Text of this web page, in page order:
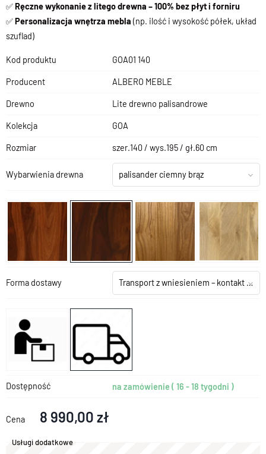
✅Ręczne wykonanie z litego drewna – 100% bez płyt i forniru
✅Personalizacja wnętrza mebla (np. ilość i wysokość półek, układ
szuflad)
Kod produktu GOA01 140
Producent ALBERO MEBLE
Drewno Lite drewno palisandrowe
Kolekcja GOA
Rozmiar szer.140 / wys.195 / gł.60 cm
Wybarwienia drewna palisander ciemny brąz
Forma dostawy Transport z wniesieniem – kontakt z salonem
Dostępność na zamówienie ( 16 - 18 tygodni )
Cena 8 990,00 zł
Usługi dodatkowe